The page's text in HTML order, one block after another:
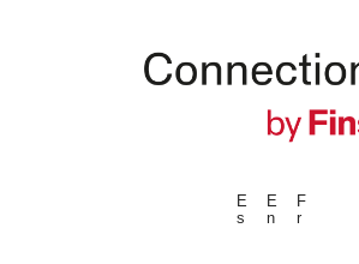
E
s
E
n
F
r
---ENLACES---